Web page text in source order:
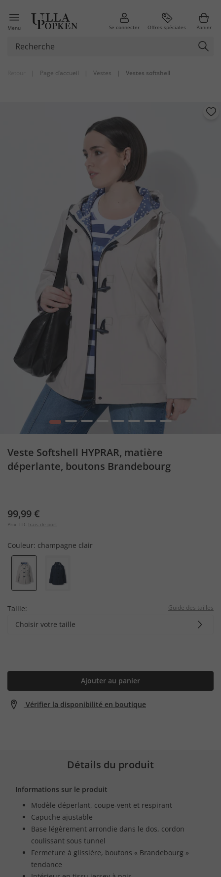
Menu Se connecter Offres spéciales Panier
| Page d’accueil | Vestes | Vestes softshell
1 2 3 5 6 7 8
Veste Softshell HYPRAR, matière
déperlante, boutons Brandebourg
99,99 €
Prix TTC frais de port
Couleur: champagne clair
Taille: Guide des tailles
Choisir votre taille
Ajouter au panier
Vérifier la disponibilité en boutique
Détails du produit
Informations sur le produit
Modèle déperlant, coupe-vent et respirant
Capuche ajustable
Base légèrement arrondie dans le dos, cordon
coulissant sous tunnel
Fermeture à glissière, boutons « Brandebourg »
tendance